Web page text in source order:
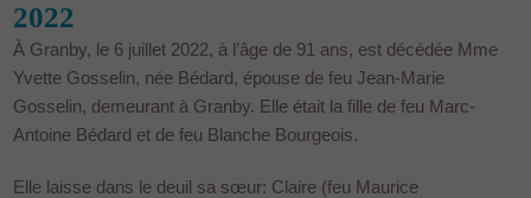
2022
À Granby, le 6 juillet 2022, à l’âge de 91 ans, est décédée Mme
Yvette Gosselin, née Bédard, épouse de feu Jean-Marie
Gosselin, demeurant à Granby. Elle était la fille de feu Marc-
Antoine Bédard et de feu Blanche Bourgeois.
Elle laisse dans le deuil sa sœur: Claire (feu Maurice